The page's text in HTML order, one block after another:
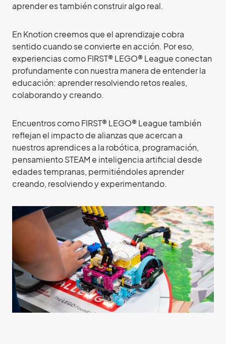
aprender es también construir algo real.
En Knotion creemos que el aprendizaje cobra
sentido cuando se convierte en acción. Por eso,
experiencias como FIRST® LEGO® League conectan
profundamente con nuestra manera de entender la
educación: aprender resolviendo retos reales,
colaborando y creando.
Encuentros como FIRST® LEGO® League también
reflejan el impacto de alianzas que acercan a
nuestros aprendices a la robótica, programación,
pensamiento STEAM e inteligencia artificial desde
edades tempranas, permitiéndoles aprender
creando, resolviendo y experimentando.